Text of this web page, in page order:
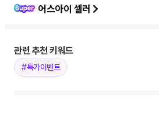
어스아이 셀러
관련 추천 키워드
#특가이벤트